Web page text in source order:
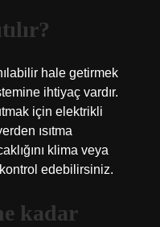
hale getirmek
ihtiyaç vardır.
için elektrikli
ısıtma
klima veya
edebilirsiniz.
kadar